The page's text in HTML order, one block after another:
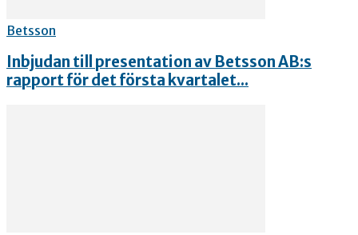
Betsson
Inbjudan till presentation av Betsson AB:s
rapport för det första kvartalet...